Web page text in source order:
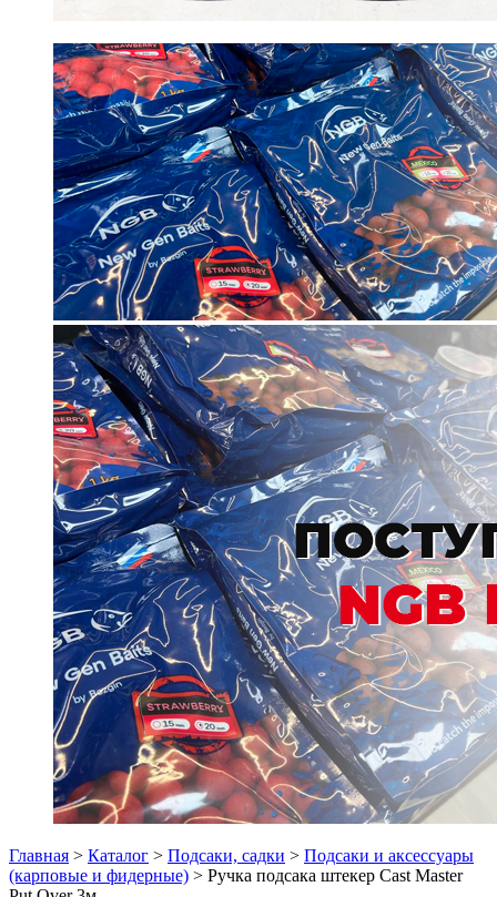
Главная > Каталог > Подсаки, садки > Подсаки и аксессуары
(карповые и фидерные) > Ручка подсака штекер Cast Master